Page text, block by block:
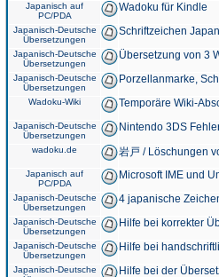
Japanisch auf
PC/PDA
Wadoku für Kindle
Japanisch-Deutsche
Übersetzungen
Schriftzeichen
Japanisch-Deutsche
Übersetzungen
Übersetzung von 3
Japanisch-Deutsche
Übersetzungen
Porzellanmarke,
Wadoku-Wiki Temporäre Wiki-
Japanisch-Deutsche
Übersetzungen
Nintendo 3DS
wadoku.de 岩戸 / Löschungen
Japanisch auf
PC/PDA
Microsoft IME und
Japanisch-Deutsche
Übersetzungen
4 japanische
Japanisch-Deutsche
Übersetzungen
Hilfe bei korrekter
Japanisch-Deutsche
Übersetzungen
Hilfe bei
Japanisch-Deutsche
Hilfe bei der